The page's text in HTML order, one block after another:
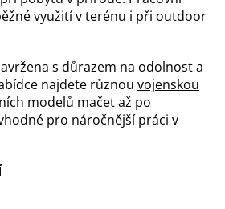
využití v terénu i při outdoor
s důrazem na odolnost a
najdete různou vojenskou
modelů mačet až po
pro náročnější práci v